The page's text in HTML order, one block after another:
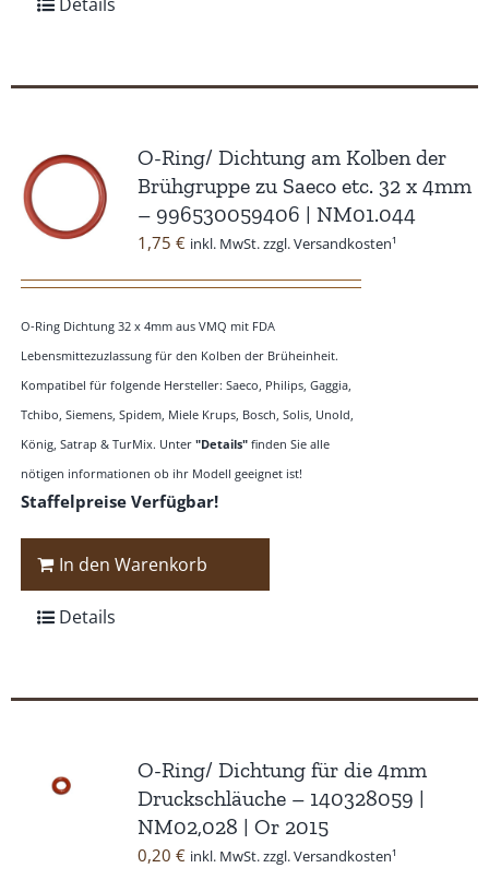
O-Ring/ Dichtung am Kolben der
Brühgruppe zu Saeco etc. 32 x 4mm
– 996530059406 | NM01.044
1,75 € inkl. MwSt. zzgl. Versandkosten¹
O-Ring Dichtung 32 x 4mm aus VMQ mit FDA
Lebensmittezuzlassung für den Kolben der Brüheinheit.
Kompatibel für folgende Hersteller: Saeco, Philips, Gaggia,
Tchibo, Siemens, Spidem, Miele Krups, Bosch, Solis, Unold,
König, Satrap & TurMix. Unter "Details"finden Sie alle
nötigen informationen ob ihr Modell geeignet ist!
Staffelpreise Verfügbar!
In den Warenkorb
Details
O-Ring/ Dichtung für die 4mm
Druckschläuche – 140328059 |
NM02,028 | Or 2015
0,20 € inkl. MwSt. zzgl. Versandkosten¹